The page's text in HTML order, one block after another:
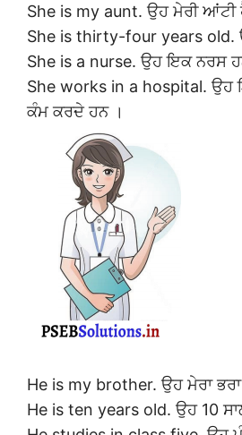
She is my aunt. ਉਹ ਮੇਰੀ ਆਂਟੀ
She is thirty-four years old.
She is a nurse. ਉਹ ਇਕ ਨਰਸ
She works in a hospital. ਉਹ
ਕੰਮ ਕਰਦੇ ਹਨ ।
He is my brother. ਉਹ ਮੇਰਾ
He is ten years old. ਉਹ 10